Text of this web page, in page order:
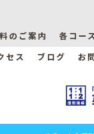
のご案内 各コー
セス
ブログ お